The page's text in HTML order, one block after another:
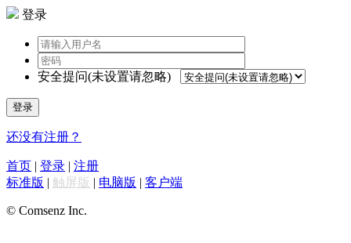
登录
安全提问(未设置请忽略)
登录
还没有注册？
首页 | 登录 | 注册
标准版 | 触屏版 | 电脑版 | 客户端
© Comsenz Inc.